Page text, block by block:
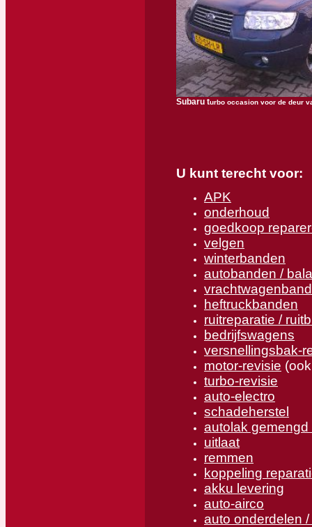
Subaru turbo occasion voor de deur
U kunt terecht voor:
APK
onderhoud
goedkoop
velgen
winterbanden
autobanden /
heftruckbanden
ruitreparatie /
bedrijfswagens
versnellingsbak-
motor-revisie
turbo-revisie
auto-electro
schadeherstel
autolak gemengd
uitlaat
remmen
koppeling
akku levering
auto-airco
auto onderdelen